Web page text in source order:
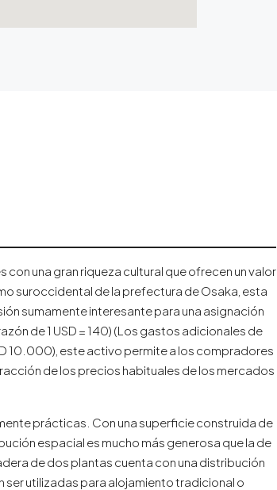
una gran riqueza cultural que ofrecen un valor
suroccidental de la prefectura de Osaka, esta
sumamente interesante para una asignación
de 1 USD = 140) (Los gastos adicionales de
10.000), este activo permite a los compradores
de los precios habituales de los mercados
prácticas. Con una superficie construida de
espacial es mucho más generosa que la de
de dos plantas cuenta con una distribución
utilizadas para alojamiento tradicional o